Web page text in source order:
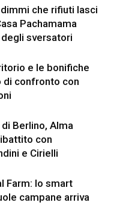
che rifiuti lasci
Pachamama
sversatori
e le bonifiche
di confronto con
Berlino, Alma
con
e Cirielli
Farm: lo smart
campane arriva